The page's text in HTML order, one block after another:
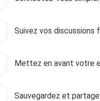
Suivez vos
Mettez en avant votre
Sauvegardez et